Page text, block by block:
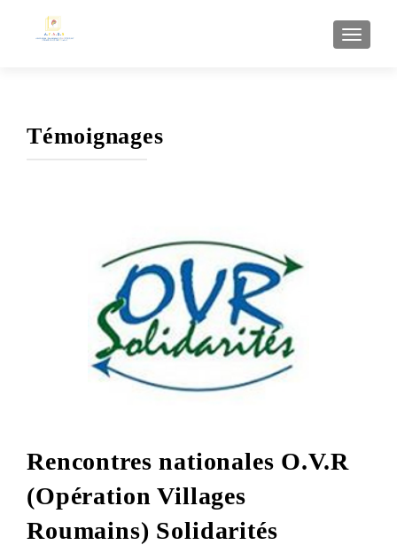
Témoignages
Rencontres nationales O.V.R
(Opération Villages
Roumains) Solidarités